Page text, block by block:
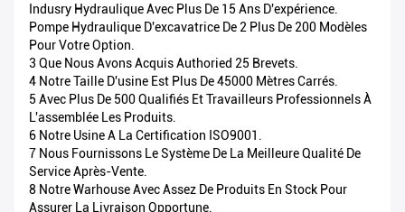
Indusry Hydraulique Avec Plus De 15 Ans D'expérience.
Pompe Hydraulique D'excavatrice De 2 Plus De 200 Modèles
Pour Votre Option.
3 Que Nous Avons Acquis Authoried 25 Brevets.
4 Notre Taille D'usine Est Plus De 45000 Mètres Carrés.
5 Avec Plus De 500 Qualifiés Et Travailleurs Professionnels À
L'assemblée Les Produits.
6 Notre Usine A La Certification ISO9001.
7 Nous Fournissons Le Système De La Meilleure Qualité De
Service Après-Vente.
8 Notre Warhouse Avec Assez De Produits En Stock Pour
Assurer La Livraison Opportune.